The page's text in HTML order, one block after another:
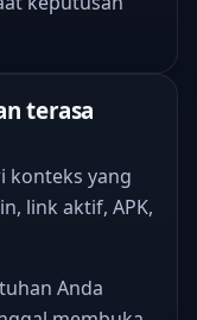
terasa
konteks yang
link aktif, APK,
Anda